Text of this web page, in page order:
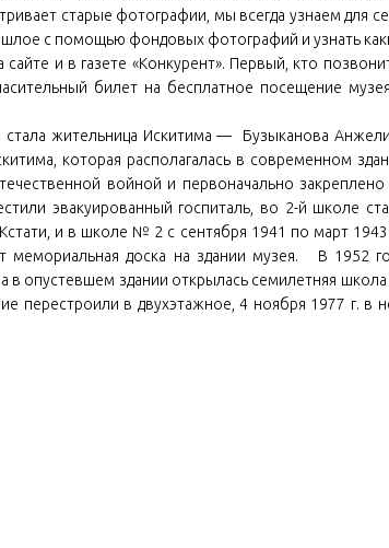
старые фотографии, мы всегда узнаем для
с помощью фондовых фотографий и узнать
и в газете «Конкурент». Первый, кто
билет на бесплатное посещение
жительница Искитима — Бузыканова
которая располагалась в современном
войной и первоначально закреплено
эвакуированный госпиталь, во 2-й школе
и в школе № 2 с сентября 1941 по март 1943
мемориальная доска на здании музея. В 1952
в опустевшем здании открылась семилетняя
в двухэтажное, 4 ноября 1977 г. в